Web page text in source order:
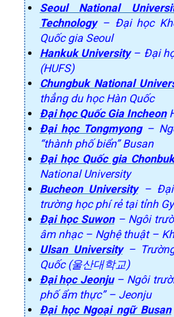
Seoul National
Technology– Đại học
Quốc gia Seoul
Hankuk University– Đại
(HUFS)
Chungbuk National
thẳng du học Hàn Quốc
Đại học Quốc Gia Incheon
Đại học Tongmyong–
“thành phố biển” Busan
Đại học Quốc gia Chonbuk
National University
Bucheon University– Đại
trường học phí rẻ tại tỉnh
Đại học Suwon– Ngôi
âm nhạc – Nghệ thuật –
Ulsan University–
Quốc (울산대학교)
Đại học Jeonju– Ngôi
phố ẩm thực” – Jeonju
Đại học Ngoại ngữ Busan